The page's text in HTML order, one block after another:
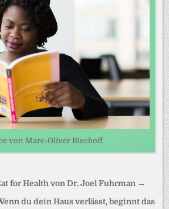
von Marc-Oliver Bischoff
for Health von Dr. Joel Fuhrman →
du dein Haus verlässt, beginnt das